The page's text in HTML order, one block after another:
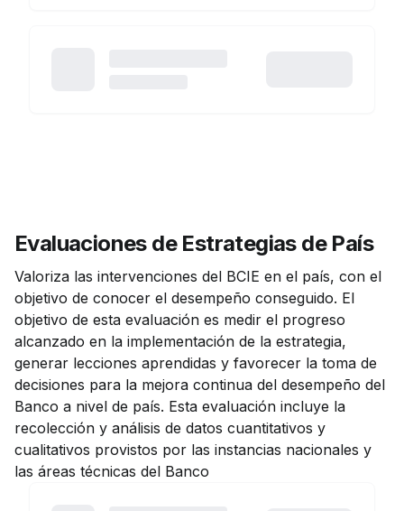
Evaluaciones de Estrategias de País
Valoriza las intervenciones del BCIE en el país, con el
objetivo de conocer el desempeño conseguido. El
objetivo de esta evaluación es medir el progreso
alcanzado en la implementación de la estrategia,
generar lecciones aprendidas y favorecer la toma de
decisiones para la mejora continua del desempeño del
Banco a nivel de país. Esta evaluación incluye la
recolección y análisis de datos cuantitativos y
cualitativos provistos por las instancias nacionales y
las áreas técnicas del Banco